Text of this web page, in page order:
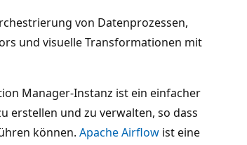
von Datenprozessen,
und visuelle Transformationen mit
Manager-Instanz ist ein einfacher
erstellen und zu verwalten, so dass
können. Apache Airflow ist eine